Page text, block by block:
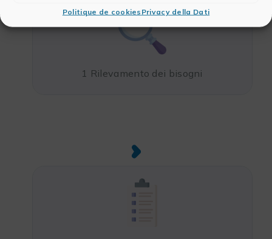
Politique de cookies Privacy della Dati
1 Rilevamento dei bisogni